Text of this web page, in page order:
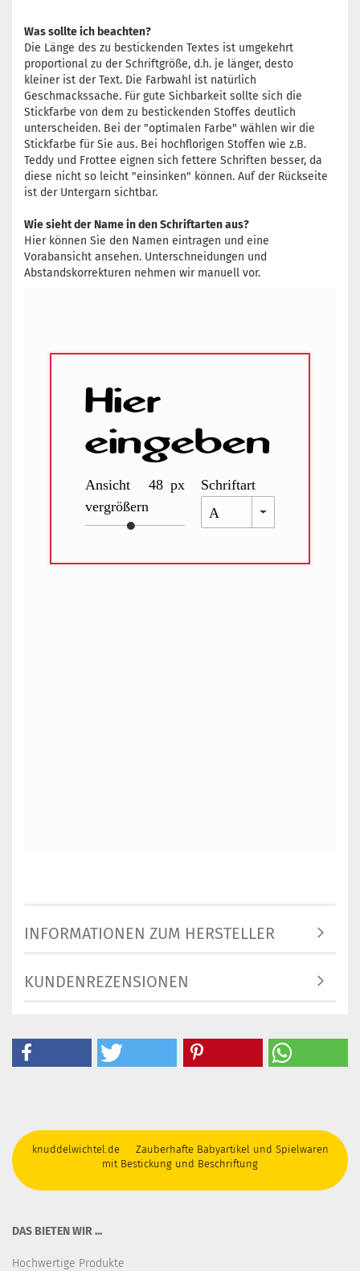
Was sollte ich beachten?
Die Länge des zu bestickenden Textes ist umgekehrt
proportional zu der Schriftgröße, d.h. je länger, desto
kleiner ist der Text. Die Farbwahl ist natürlich
Geschmackssache. Für gute Sichbarkeit sollte sich die
Stickfarbe von dem zu bestickenden Stoffes deutlich
unterscheiden. Bei der "optimalen Farbe" wählen wir die
Stickfarbe für Sie aus. Bei hochflorigen Stoffen wie z.B.
Teddy und Frottee eignen sich fettere Schriften besser, da
diese nicht so leicht "einsinken" können. Auf der Rückseite
ist der Untergarn sichtbar.
Wie sieht der Name in den Schriftarten aus?
Hier können Sie den Namen eintragen und eine
Vorabansicht ansehen. Unterschneidungen und
Abstandskorrekturen nehmen wir manuell vor.
INFORMATIONEN ZUM HERSTELLER
KUNDENREZENSIONEN
knuddelwichtel.de Zauberhafte Babyartikel und Spielwaren
mit Bestickung und Beschriftung
DAS BIETEN WIR ...
Hochwertige Produkte